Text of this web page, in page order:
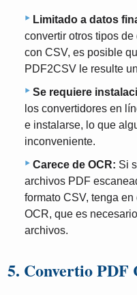
Limitado a datos
convertir otros tipos
con CSV, es posible
PDF2CSV le resulte
Se requiere
los convertidores en
e instalarse, lo que
inconveniente.
Carece de OCR: Si
archivos PDF
formato CSV, tenga
OCR, que es
archivos.
5. Convertio PDF